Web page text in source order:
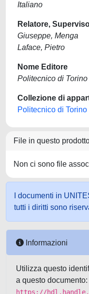
Italiano
Relatore,
Giuseppe, Menga
Laface, Pietro
Nome Editore
Politecnico di Torino
Collezione di
Politecnico di Torino
File in questo
Non ci sono file
I documenti in
tutti i diritti sono
Informazioni
Utilizza questo
a questo documento:
https://